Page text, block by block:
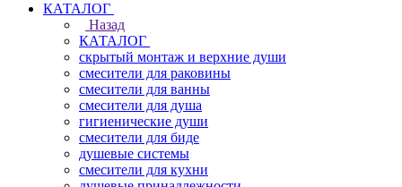
КАТАЛОГ
Назад
КАТАЛОГ
скрытый монтаж и верхние души
смесители для раковины
смесители для ванны
смесители для душа
гигиенические души
смесители для биде
душевые системы
смесители для кухни